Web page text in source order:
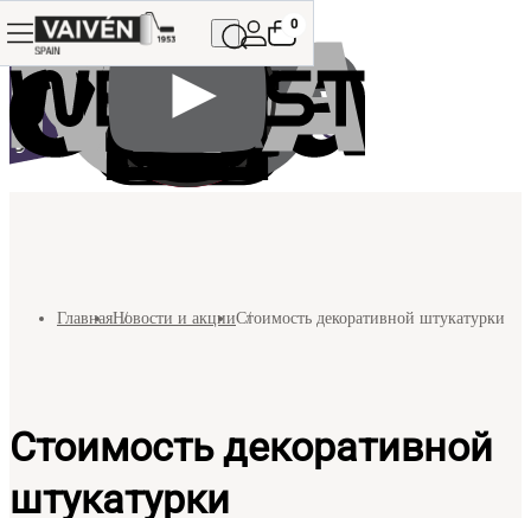
0
ГлавнаяНовости и акцииСтоимость декоративной штукатурки
Стоимость декоративной
штукатурки